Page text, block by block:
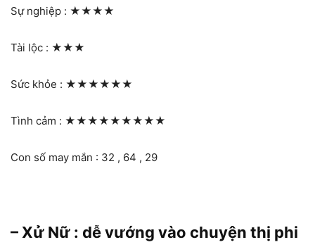
Sự nghiệp : ★★★★
Tài lộc : ★★★
Sức khỏe : ★★★★★★
Tình cảm : ★★★★★★★★★
Con số may mắn : 32 , 64 , 29
– Xử Nữ : dễ vướng vào chuyện thị phi